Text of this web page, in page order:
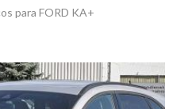
para FORD KA+